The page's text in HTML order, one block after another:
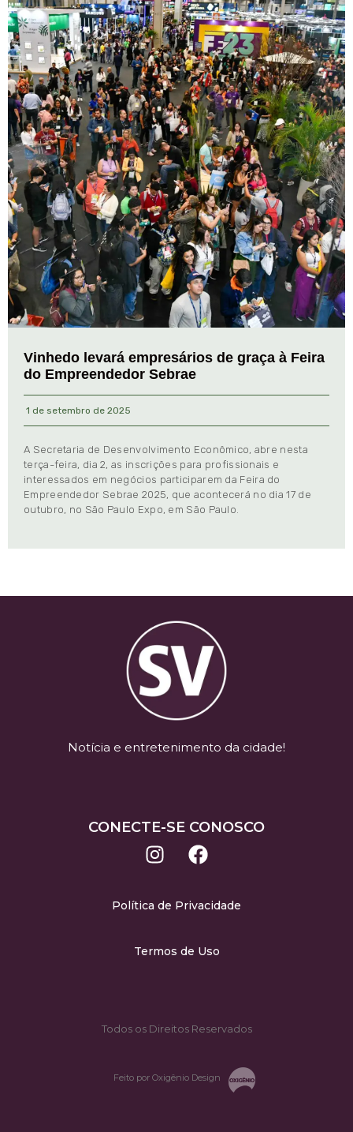
Vinhedo levará empresários de graça à Feira
do Empreendedor Sebrae
1 de setembro de 2025
A Secretaria de Desenvolvimento Econômico, abre nesta
terça-feira, dia 2, as inscrições para profissionais e
interessados em negócios participarem da Feira do
Empreendedor Sebrae 2025, que acontecerá no dia 17 de
outubro, no São Paulo Expo, em São Paulo.
Notícia e entretenimento da cidade!
CONECTE-SE CONOSCO
Política de Privacidade
Termos de Uso
Todos os Direitos Reservados
Feito por Oxigênio Design